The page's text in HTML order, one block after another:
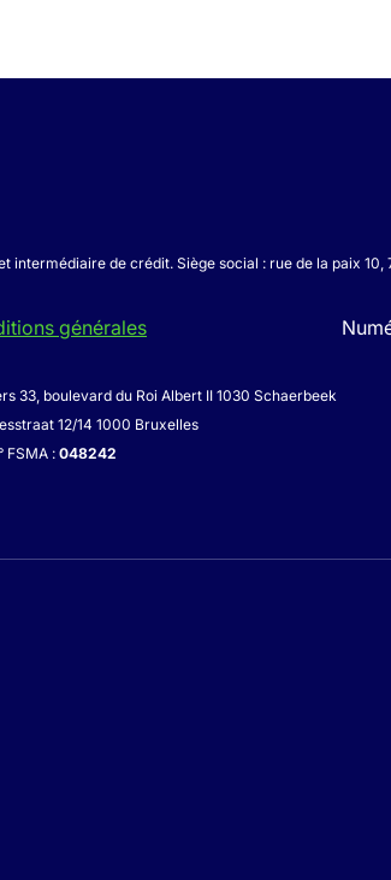
intermédiaire de crédit. Siège social : rue de la paix 10,
générales
33, boulevard du Roi Albert II 1030 Schaerbeek
12/14 1000 Bruxelles
FSMA : 048242